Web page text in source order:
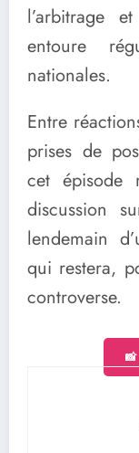
l’arbitrage
entoure
nationales.
Entre
prises de
cet épisode
discussion
lendemain
qui restera,
controverse.